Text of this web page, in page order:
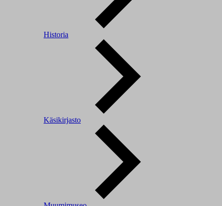
Historia
Käsikirjasto